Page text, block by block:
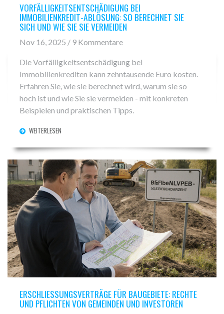
VORFÄLLIGKEITSENTSCHÄDIGUNG BEI
IMMOBILIENKREDIT-ABLÖSUNG: SO BERECHNET SIE
SICH UND WIE SIE SIE VERMEIDEN
Nov 16, 2025 / 9 Kommentare
Die Vorfälligkeitsentschädigung bei
Immobilienkrediten kann zehntausende Euro kosten.
Erfahren Sie, wie sie berechnet wird, warum sie so
hoch ist und wie Sie sie vermeiden - mit konkreten
Beispielen und praktischen Tipps.
WEITERLESEN
ERSCHLIESSUNGSVERTRÄGE FÜR BAUGEBIETE: RECHTE U
ND PFLICHTEN VON GEMEINDEN UND INVESTOREN